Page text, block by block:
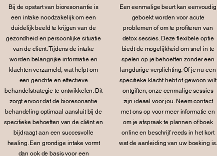
Bij de opstart van bioresonantie is
een intake noodzakelijk om een
duidelijk beeld te krijgen van de
gezondheid en persoonlijke situatie
van de cliënt. Tijdens de intake
worden belangrijke informatie en
klachten verzameld, wat helpt om
een gerichte en effectieve
behandelstrategie te ontwikkelen. Dit
zorgt ervoor dat de bioresonantie
behandeling optimaal aansluit bij de
specifieke behoeften van de cliënt en
bijdraagt aan een succesvolle
healing. Een grondige intake vormt
dan ook de basis voor een
Een eenmalige beurt kan eenvoudig
geboekt worden voor acute
problemen of om te profiteren van
detox sessies. Deze flexibele optie
biedt de mogelijkheid om snel in te
spelen op je behoeften zonder een
langdurige verplichting. Of je nu een
specifieke klacht hebt of gewoon wilt
ontgiften, onze eenmalige sessies
zijn ideaal voor jou. Neem contact
met ons op voor meer informatie en
om je afspraak te plannen of boek
online en beschrijf reeds in het kort
wat de aanleiding van uw boeking is.